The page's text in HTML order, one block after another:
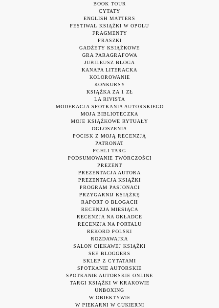
BOOK TOUR
CYTATY
ENGLISH MATTERS
FESTIWAL KSIĄŻKI W OPOLU
FRAGMENTY
FRASZKI
GADŻETY KSIĄŻKOWE
GRA PARAGRAFOWA
JUBILEUSZ BLOGA
KANAPA LITERACKA
KOLOROWANIE
KONKURSY
KSIĄŻKA ZA 1 ZŁ
LA RIVISTA
MODERACJA SPOTKANIA AUTORSKIEGO
MOJA BIBLIOTECZKA
MOJE KSIĄŻKOWE RYTUAŁY
OGŁOSZENIA
POCISK Z MOJĄ RECENZJĄ
PATRONAT
PCHLI TARG
PODSUMOWANIE TWÓRCZOŚCI
PREZENT
PREZENTACJA AUTORA
PREZENTACJA KSIĄŻKI
PROGRAM PASJONACI
PRZYGARNIJ KSIĄŻKĘ
RAPORT O BLOGACH
RECENZJA MIESIĄCA
RECENZJA NA OKŁADCE
RECENZJA NA PORTALU
REKORD POLSKI
ROZDAWAJKA
SALON CIEKAWEJ KSIĄŻKI
SEE BLOGGERS
SKLEP Z CYTATAMI
SPOTKANIE AUTORSKIE
SPOTKANIE AUTORSKIE ONLINE
TARGI KSIĄŻKI W KRAKOWIE
UNBOXING
W OBIEKTYWIE
W PIEKARNI W CUKIERNI